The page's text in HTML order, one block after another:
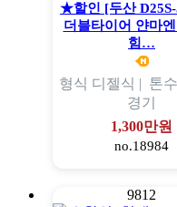
★할인 [두산
더블타이어 얀마
힘…
형식 디젤식 | 톤수
경기
1,300만원
no.18984
9812